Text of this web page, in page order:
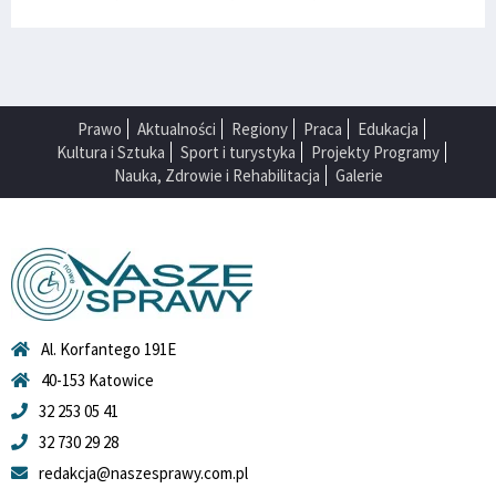
Prawo Aktualności Regiony Praca
Edukacja
Kultura i Sztuka
Sport i turystyka
Projekty Programy
Nauka, Zdrowie i Rehabilitacja
Galerie
Al. Korfantego 191E
40-153 Katowice
32 253 05 41
32 730 29 28
redakcja@naszesprawy.com.pl